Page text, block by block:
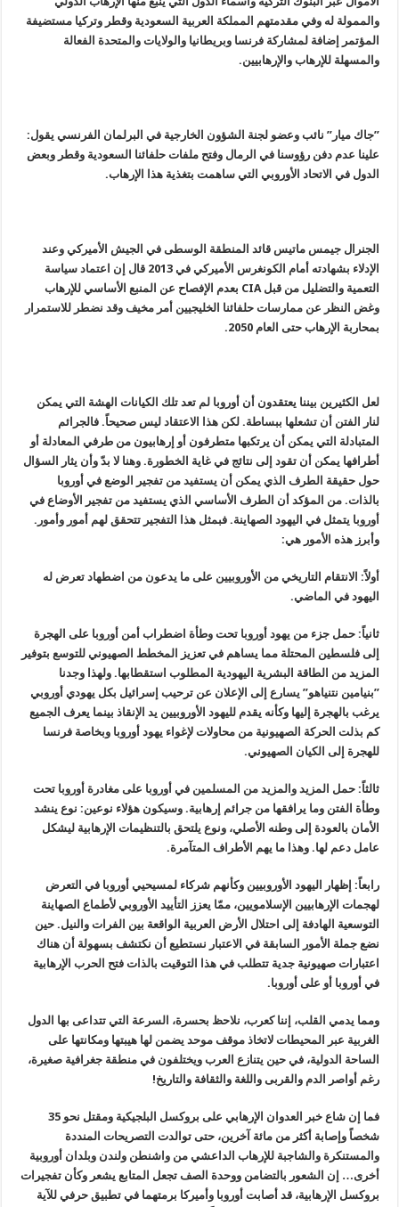
والممولة له وفي مقدمتهم المملكة العربية السعودية وقطر وتركيا مستضيفة
المؤتمر إضافة لمشاركة فرنسا وبريطانيا والولايات والمتحدة الفعالة
والمسهلة للإرهاب والإرهابيين.
”جاك ميار” نائب وعضو لجنة الشؤون الخارجية في البرلمان الفرنسي يقول:
علينا عدم دفن رؤوسنا في الرمال وفتح ملفات حلفائنا السعودية وقطر وبعض
الدول في الاتحاد الأوروبي التي ساهمت بتغذية هذا الإرهاب.
الجنرال جيمس ماتيس قائد المنطقة الوسطى في الجيش الأميركي وعند
الإدلاء بشهادته أمام الكونغرس الأميركي في 2013 قال إن اعتماد سياسة
التعمية والتضليل من قبل CIA بعدم الإفصاح عن المنبع الأساسي للإرهاب
وغض النظر عن ممارسات حلفائنا الخليجيين أمر مخيف وقد نضطر للاستمرار
بمحاربة الإرهاب حتى العام 2050.
لعل الكثيرين بيننا يعتقدون أن أوروبا لم تعد تلك الكيانات الهشة التي يمكن
لنار الفتن أن تشعلها ببساطة. لكن هذا الاعتقاد ليس صحيحاً. فالجرائم
المتبادلة التي يمكن أن يرتكبها متطرفون أو إرهابيون من طرفي المعادلة أو
أطرافها يمكن أن تقود إلى نتائج في غاية الخطورة. وهنا لا بدّ وأن يثار السؤال
حول حقيقة الطرف الذي يمكن أن يستفيد من تفجير الوضع في أوروبا
بالذات.‏ من المؤكد أن الطرف الأساسي الذي يستفيد من تفجير الأوضاع في
أوروبا يتمثل في اليهود الصهاينة. فبمثل هذا التفجير تتحقق لهم أمور وأمور.
وأبرز هذه الأمور هي:‏
أولاً: الانتقام التاريخي من الأوروبيين على ما يدعون من اضطهاد تعرض له
اليهود في الماضي.‏
ثانياً: حمل جزء من يهود أوروبا تحت وطأة اضطراب أمن أوروبا على الهجرة
إلى فلسطين المحتلة مما يساهم في تعزيز المخطط الصهيوني للتوسع بتوفير
المزيد من الطاقة البشرية اليهودية المطلوب استقطابها. ولهذا وجدنا
”بنيامين نتنياهو” يسارع إلى الإعلان عن ترحيب إسرائيل بكل يهودي أوروبي
يرغب بالهجرة إليها وكأنه يقدم لليهود الأوروبيين يد الإنقاذ بينما يعرف الجميع
كم بذلت الحركة الصهيونية من محاولات لإغواء يهود أوروبا وبخاصة فرنسا
للهجرة إلى الكيان الصهيوني.‏
ثالثاً: حمل المزيد والمزيد من المسلمين في أوروبا على مغادرة أوروبا تحت
وطأة الفتن وما يرافقها من جرائم إرهابية. وسيكون هؤلاء نوعين: نوع ينشد
الأمان بالعودة إلى وطنه الأصلي، ونوع يلتحق بالتنظيمات الإرهابية ليشكل
عامل دعم لها. وهذا ما يهم الأطراف المتآمرة.
رابعاً: إظهار اليهود الأوروبيين وكأنهم شركاء لمسيحيي أوروبا في التعرض
لهجمات الإرهابيين الإسلامويين، ممّا يعزز التأييد الأوروبي لأطماع الصهاينة
التوسعية الهادفة إلى احتلال الأرض العربية الواقعة بين الفرات والنيل. حين
نضع جملة الأمور السابقة في الاعتبار نستطيع أن نكتشف بسهولة أن هناك
اعتبارات صهيونية جدية تتطلب في هذا التوقيت بالذات فتح الحرب الإرهابية
في أوروبا أو على أوروبا.
ومما يدمي القلب، إننا كعرب، نلاحظ بحسرة، السرعة التي تتداعى بها الدول
الغربية عبر المحيطات لاتخاذ موقف موحد يضمن لها هيبتها ومكانتها على
الساحة الدولية، في حين يتنازع العرب ويختلفون في منطقة جغرافية صغيرة،
رغم أواصر الدم والقربى واللغة والثقافة والتاريخ!
فما إن شاع خبر العدوان الإرهابي على بروكسل البلجيكية ومقتل نحو 35
شخصاً وإصابة أكثر من مائة آخرين، حتى توالدت التصريحات المنددة
والمستنكرة والشاجبة للإرهاب الداعشي من واشنطن ولندن وبلدان أوروبية
أخرى… إن الشعور بالتضامن ووحدة الصف تجعل المتابع يشعر وكأن تفجيرات
بروكسل الإرهابية، قد أصابت أوروبا وأميركا برمتهما في تطبيق حرفي للآية